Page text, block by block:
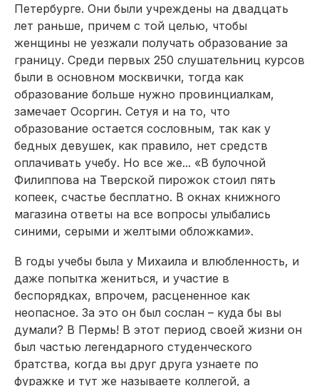
Петербурге. Они были учреждены на двадцать
лет раньше, причем с той целью, чтобы
женщины не уезжали получать образование за
границу. Среди первых 250 слушательниц курсов
были в основном москвички, тогда как
образование больше нужно провинциалкам,
замечает Осоргин. Сетуя и на то, что
образование остается сословным, так как у
бедных девушек, как правило, нет средств
оплачивать учебу. Но все же... «В булочной
Филиппова на Тверской пирожок стоил пять
копеек, счастье бесплатно. В окнах книжного
магазина ответы на все вопросы улыбались
синими, серыми и желтыми обложками».
В годы учебы была у Михаила и влюбленность, и
даже попытка жениться, и участие в
беспорядках, впрочем, расцененное как
неопасное. За это он был сослан – куда бы вы
думали? В Пермь! В этот период своей жизни он
был частью легендарного студенческого
братства, когда вы друг друга узнаете по
фуражке и тут же называете коллегой, а